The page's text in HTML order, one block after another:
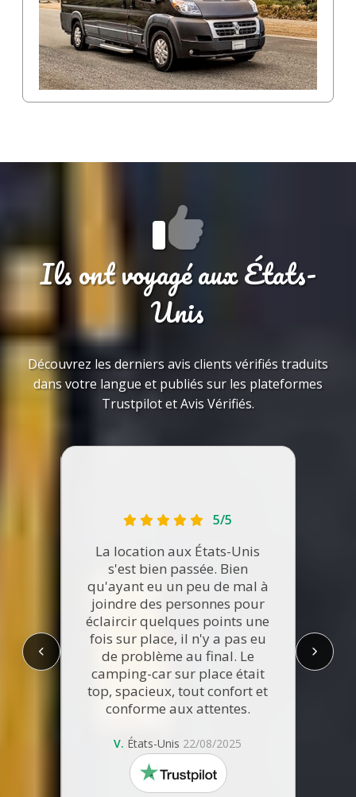
Ils ont voyagé aux États-
Unis
Découvrez les derniers avis clients vérifiés traduits
dans votre langue et publiés sur les plateformes
Trustpilot et Avis Vérifiés.
5/5
La location aux États-Unis
s'est bien passée. Bien
qu'ayant eu un peu de mal à
joindre des personnes pour
éclaircir quelques points une
fois sur place, il n'y a pas eu
de problème au final. Le
camping-car sur place était
top, spacieux, tout confort et
conforme aux attentes.
V. États-Unis 22/08/2025
trustpilot